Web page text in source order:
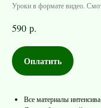
Уроки в формате видео.
590 р.
Оплатить
Все материалы интенсива